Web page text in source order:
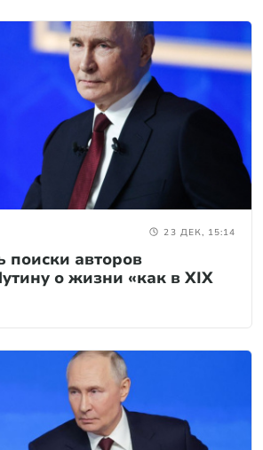
23 ДЕК, 15:14
поиски авторов
о жизни «как в XIX